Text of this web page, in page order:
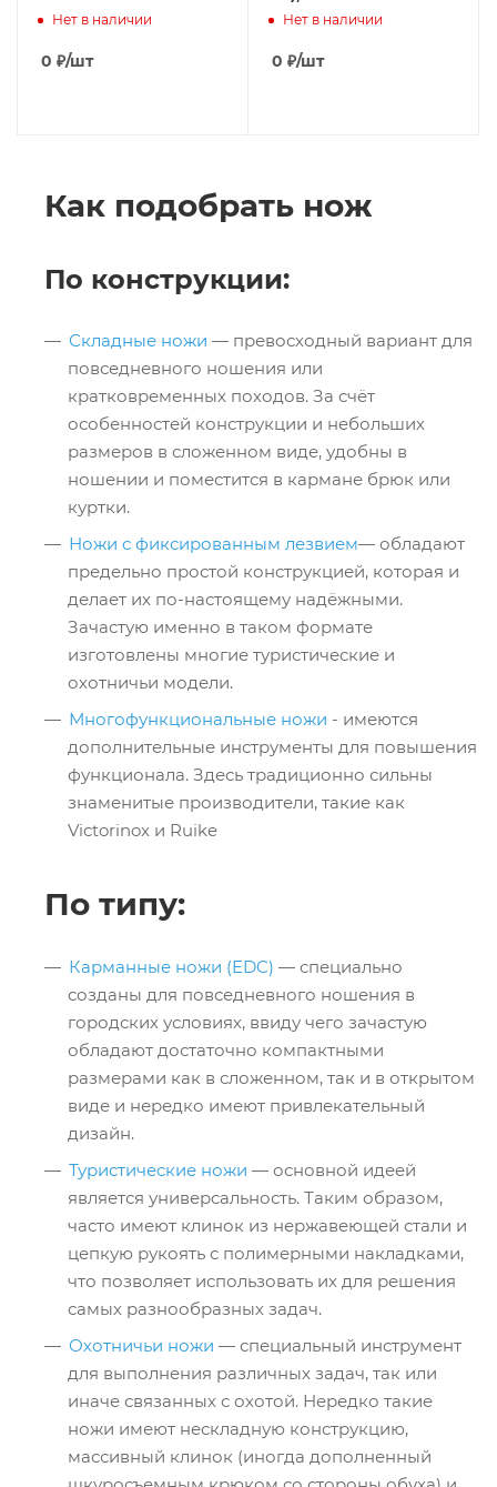
Нет в наличии
0 ₽/шт
Нет в наличии
0 ₽/шт
Как подобрать нож
По конструкции:
Складные ножи — превосходный вариант для
повседневного ношения или
кратковременных походов. За счёт
особенностей конструкции и небольших
размеров в сложенном виде, удобны в
ношении и поместится в кармане брюк или
куртки.
Ножи с фиксированным лезвием— обладают
предельно простой конструкцией, которая и
делает их по-настоящему надёжными.
Зачастую именно в таком формате
изготовлены многие туристические и
охотничьи модели.
Многофункциональные ножи - имеются
дополнительные инструменты для повышения
функционала. Здесь традиционно сильны
знаменитые производители, такие как
Victorinox и Ruike
По типу:
Карманные ножи (EDC) — специально
созданы для повседневного ношения в
городских условиях, ввиду чего зачастую
обладают достаточно компактными
размерами как в сложенном, так и в открытом
виде и нередко имеют привлекательный
дизайн.
Туристические ножи — основной идеей
является универсальность. Таким образом,
часто имеют клинок из нержавеющей стали и
цепкую рукоять с полимерными накладками,
что позволяет использовать их для решения
самых разнообразных задач.
Охотничьи ножи — специальный инструмент
для выполнения различных задач, так или
иначе связанных с охотой. Нередко такие
ножи имеют нескладную конструкцию,
массивный клинок (иногда дополненный